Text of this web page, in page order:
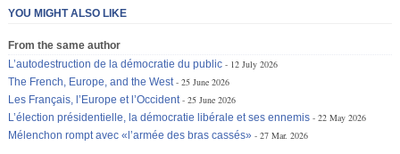
YOU MIGHT ALSO LIKE
From the same author
L’autodestruction de la démocratie du public
12 July 2026
The French, Europe, and the West
25 June 2026
Les Français, l’Europe et l’Occident
25 June 2026
L’élection présidentielle, la démocratie libérale et ses ennemis
22 May 2026
Mélenchon rompt avec «l’armée des bras cassés»
27 Mar. 2026